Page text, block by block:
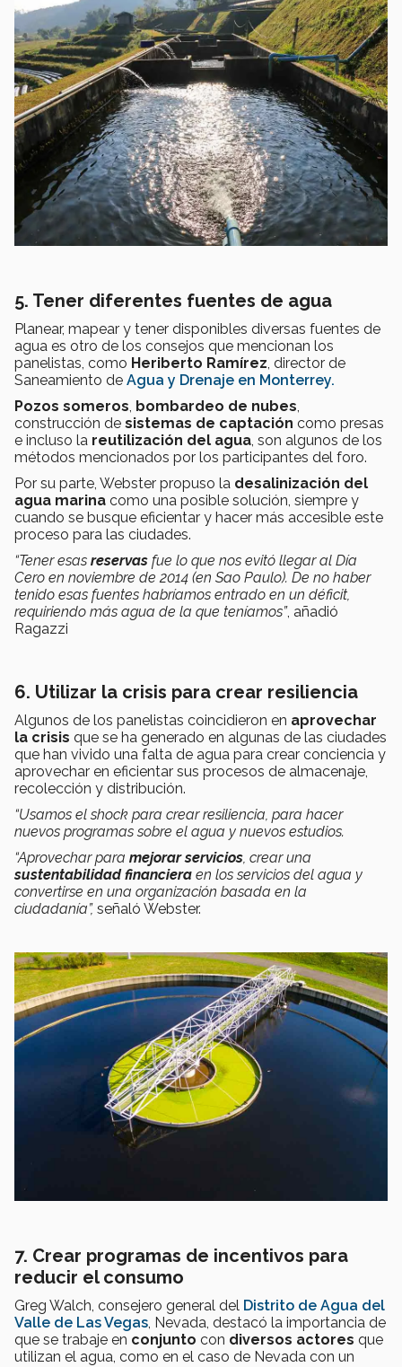
5. Tener diferentes fuentes de agua
Planear, mapear y tener disponibles diversas fuentes de
agua es otro de los consejos que mencionan los
panelistas, como Heriberto Ramírez , director de
Saneamiento de Agua y Drenaje en Monterrey.
Pozos someros bombardeo de nubes
construcción de sistemas de captación como presas
e incluso la reutilización del agua , son algunos de los
métodos mencionados por los participantes del foro.
Por su parte, Webster propuso la desalinización del
agua marina como una posible solución, siempre y
cuando se busque eficientar y hacer más accesible este
proceso para las ciudades.
“Tener esas reservas fue lo que nos evitó llegar al Día
Cero en noviembre de 2014 (en Sao Paulo). De no haber
tenido esas fuentes habríamos entrado en un déficit,
requiriendo más agua de la que teníamos”, añadió
Ragazzi
6. Utilizar la crisis para crear resiliencia
Algunos de los panelistas coincidieron en aprovechar
la crisis que se ha generado en algunas de las ciudades
que han vivido una falta de agua para crear conciencia y
aprovechar en eficientar sus procesos de almacenaje,
recolección y distribución.
“Usamos el shock para crear resiliencia, para hacer
nuevos programas sobre el agua y nuevos estudios.
“Aprovechar para mejorar servicios , crear una
sustentabilidad financiera en los servicios del agua y
convertirse en una organización basada en la
ciudadanía”, señaló Webster.
7. Crear programas de incentivos para
reducir el consumo
Greg Walch, consejero general del Distrito de Agua del
Valle de Las Vegas, Nevada, destacó la importancia de
que se trabaje en conjunto con diversos actores que
utilizan el agua, como en el caso de Nevada con un